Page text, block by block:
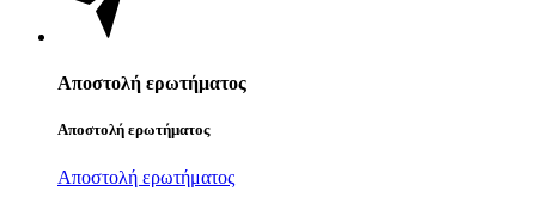
Αποστολή ερωτήματος
Αποστολή ερωτήματος
Αποστολή ερωτήματος